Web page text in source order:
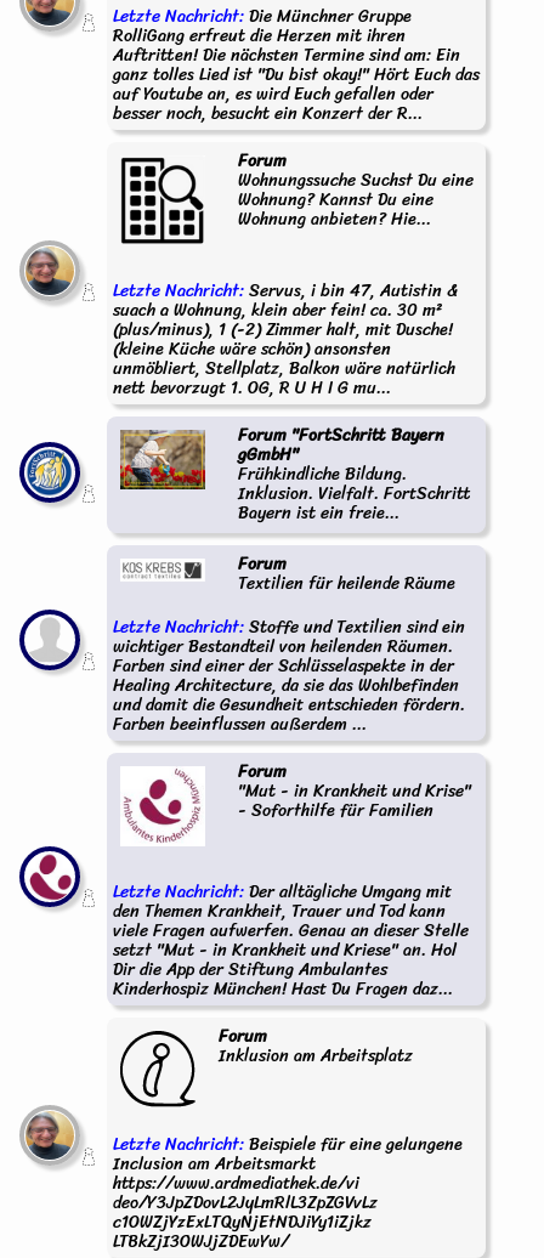
Letzte Nachricht:Die Münchner Gruppe
RolliGang erfreut die Herzen mit ihren
Auftritten! Die nächsten Termine sind am: Ein
ganz tolles Lied ist "Du bist okay!" Hört Euch das
auf Youtube an, es wird Euch gefallen oder
besser noch, besucht ein Konzert der R...
Forum
Wohnungssuche Suchst Du eine
Wohnung? Kannst Du eine
Wohnung anbieten? Hie...
Letzte Nachricht:Servus, i bin 47, Autistin &
suach a Wohnung, klein aber fein! ca. 30 m²
(plus/minus), 1 (-2) Zimmer halt, mit Dusche!
(kleine Küche wäre schön) ansonsten
unmöbliert, Stellplatz, Balkon wäre natürlich
nett bevorzugt 1. OG, R U H I G mu...
Forum "FortSchritt Bayern
gGmbH"
Frühkindliche Bildung.
Inklusion. Vielfalt. FortSchritt
Bayern ist ein freie...
Forum
Textilien für heilende Räume
Letzte Nachricht:Stoffe und Textilien sind ein
wichtiger Bestandteil von heilenden Räumen.
Farben sind einer der Schlüsselaspekte in der
Healing Architecture, da sie das Wohlbefinden
und damit die Gesundheit entschieden fördern.
Farben beeinflussen außerdem ...
Forum
"Mut - in Krankheit und Krise"
- Soforthilfe für Familien
Letzte Nachricht:Der alltägliche Umgang mit
den Themen Krankheit, Trauer und Tod kann
viele Fragen aufwerfen. Genau an dieser Stelle
setzt "Mut - in Krankheit und Kriese" an. Hol
Dir die App der Stiftung Ambulantes
Kinderhospiz München! Hast Du Fragen daz...
Forum
Inklusion am Arbeitsplatz
Letzte Nachricht:Beispiele für eine gelungene
Inclusion am Arbeitsmarkt
https://www.ardmediathek.de/vi
deo/Y3JpZDovL2JyLmRlL3ZpZGVvLz
c1OWZjYzExLTQyNjEtNDJiYy1iZjkz
LTBkZjI3OWJjZDEwYw/